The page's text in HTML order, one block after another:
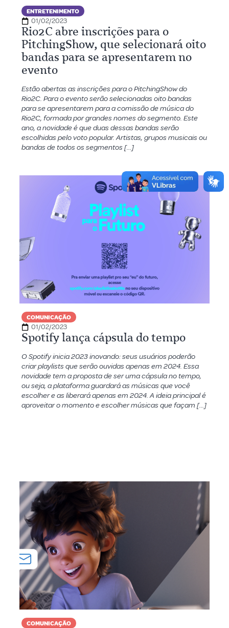
ENTRETENIMENTO
01/02/2023
Rio2C abre inscrições para o
PitchingShow, que selecionará oito
bandas para se apresentarem no
evento
Estão abertas as inscrições para o PitchingShow do
Rio2C. Para o evento serão selecionadas oito bandas
para se apresentarem para a comissão de música do
Rio2C, formada por grandes nomes do segmento. Este
ano, a novidade é que duas dessas bandas serão
escolhidas pelo voto popular. Artistas, grupos musicais ou
bandas de todos os segmentos […]
COMUNICAÇÃO
01/02/2023
Spotify lança cápsula do tempo
O Spotify inicia 2023 inovando: seus usuários poderão
criar playlists que serão ouvidas apenas em 2024. Essa
novidade tem a proposta de ser uma cápsula no tempo,
ou seja, a plataforma guardará as músicas que você
escolher e as liberará apenas em 2024. A ideia principal é
aproveitar o momento e escolher músicas que façam […]
COMUNICAÇÃO